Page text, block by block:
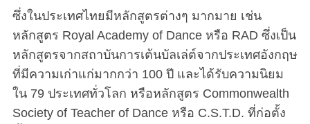
ซึ่งในประเทศไทยมีหลักสูตรต่างๆ มากมาย เช่น
หลักสูตร Royal Academy of Dance หรือ RAD ซึ่งเป็น
หลักสูตรจากสถาบันการเต้นบัลเล่ต์จากประเทศอังกฤษ
ที่มีความเก่าแก่มากกว่า 100 ปี และได้รับความนิยม
ใน 79 ประเทศทั่วโลก หรือหลักสูตร Commonwealth
Society of Teacher of Dance หรือ C.S.T.D. ที่ก่อตั้ง